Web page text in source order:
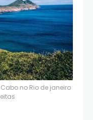
no Rio de janeiro